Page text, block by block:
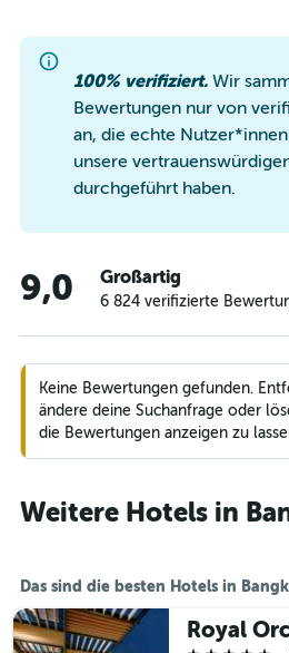
100% verifiziert. Wir
Bewertungen nur von
an, die echte
unsere
durchgeführt haben.
9,0 Großartig
6 824 verifizierte
Keine Bewertungen gefunden.
ändere deine Suchanfrage oder
die Bewertungen anzeigen zu
Weitere Hotels in
Das sind die besten Hotels in